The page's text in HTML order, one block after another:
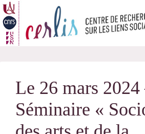
Passer
au
contenu
Le 26 mars 2024
Séminaire «